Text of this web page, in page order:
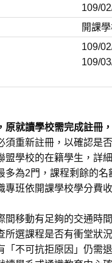
109/
開課
109/
109/
原就讀學校需完成註冊
須重新註冊，以確認是
盟學校的在籍學生，詳
多為2門，課程剩餘的名
專班依開課學校學分費
間移動有足夠的交通時間
所選課程是否有衝堂狀
「不可抗拒原因」仍需